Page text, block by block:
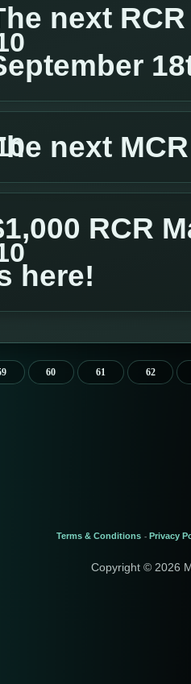
next
next
RCR
here!
60 61 62
Terms & Conditions - Privacy
Copyright © 2026